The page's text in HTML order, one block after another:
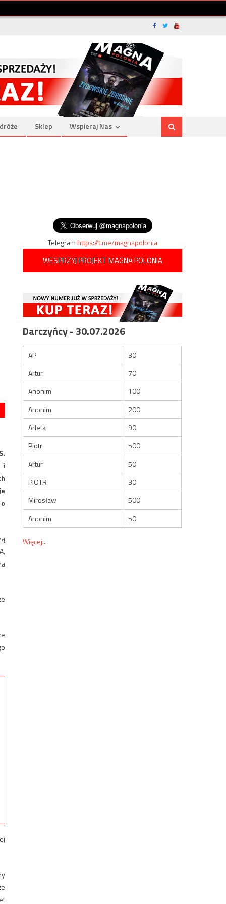
Sklep Wspieraj Nas
i
Telegramhttps://t.me/magnapolonia
WESPRZYJ PROJEKT MAGNA POLONIA
Darczyńcy - 30.07.2026
AP
30
Artur
70
Anonim
100
Anonim
200
Arleta
90
Piotr
500
Artur
50
PIOTR
30
Mirosław
500
Anonim
50
Więcej...